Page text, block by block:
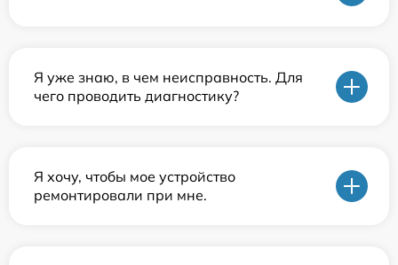
Я уже знаю, в чем неисправность. Для
чего проводить диагностику?
Я хочу, чтобы мое устройство
ремонтировали при мне.